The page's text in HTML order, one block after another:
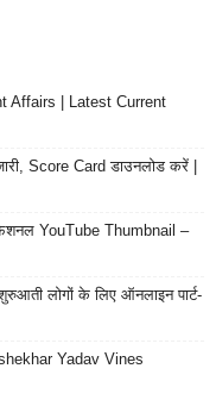
Affairs | Latest Current
Score Card डाउनलोड करें |
YouTube Thumbnail –
लोगों के लिए ऑनलाइन पार्ट-
Yadav Vines